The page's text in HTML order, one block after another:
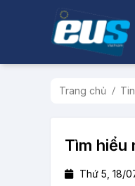
Trang chủ
Tìm hiểu
Thứ 5, 18/